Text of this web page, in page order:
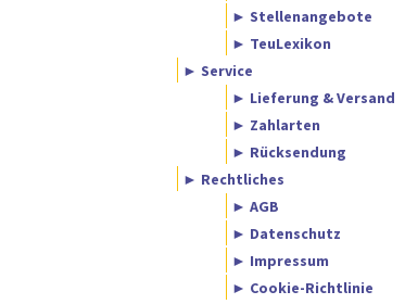
► Stellenangebote
► TeuLexikon
► Service
► Lieferung & Versand
► Zahlarten
► Rücksendung
► Rechtliches
► AGB
► Datenschutz
► Impressum
► Cookie-Richtlinie